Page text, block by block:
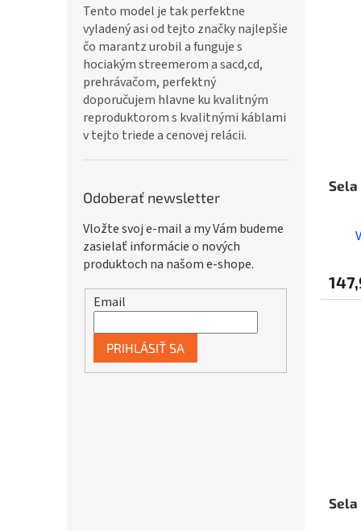
Tento model je tak perfektne
vyladený asi od tejto značky najlepšie
čo marantz urobil a funguje s
hociakým streemerom a sacd,cd,
prehrávačom, perfektný
doporučujem hlavne ku kvalitným
reproduktorom s kvalitnými káblami
v tejto triede a cenovej relácii.
Odoberať newsletter
Vložte svoj e-mail a my Vám budeme
zasielať informácie o nových
produktoch na našom e-shope.
Email
PRIHLÁSIŤ SA
Sela
Sela